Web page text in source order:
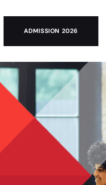
ADMISSION 2026